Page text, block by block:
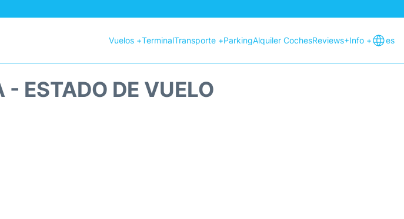
Vuelos +TerminalTransporte +ParkingAlquiler CochesReviews+Info + es
ESTADO DE VUELO